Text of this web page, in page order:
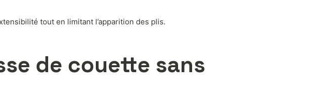
tout en limitant l’apparition des plis.
de couette sans